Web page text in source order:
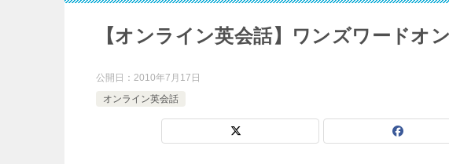
【オンライン英会話】ワンズワードオ
公開日： 2010年7月17日
オンライン英会話